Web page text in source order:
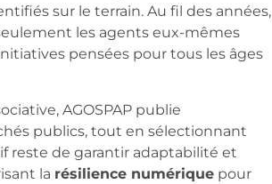
sur le terrain. Au fil des années,
les agents eux-mêmes
pensées pour tous les âges
AGOSPAP publie
publics, tout en sélectionnant
reste de garantir adaptabilité et
la résilience numériquepour